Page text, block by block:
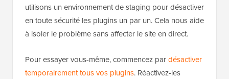
utilisons un environnement de staging pour désactiver
en toute sécurité les plugins un par un. Cela nous aide
à isoler le problème sans affecter le site en direct.
Pour essayer vous-même, commencez pardésactiver
temporairement tous vos plugins. Réactivez-les